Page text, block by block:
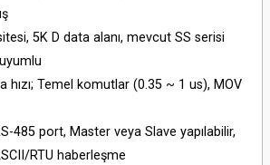
5K D data alanı, mevcut SS serisi
hızı; Temel komutlar (0.35 ~ 1 us), MOV
485 port, Master veya Slave yapılabilir,
RTU haberleşme